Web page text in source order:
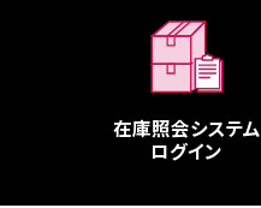
在庫照会システム
ログイン